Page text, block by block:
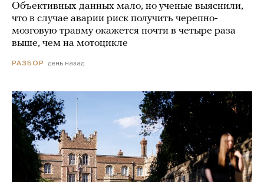
Объективных данных мало, но ученые выяснили,
что в случае аварии риск получить черепно-
мозговую травму окажется почти в четыре раза
выше, чем на мотоцикле
РАЗБОР день назад